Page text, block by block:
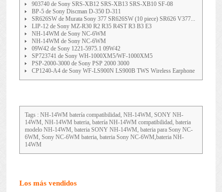
903740 de Sony SRS-XB12 SRS-XB13 SRS-XB10 SF-08
BP-5 de Sony Discman D-350 D-311
SR626SW de Murata Sony 377 SR626SW (10 piece) SR626 V377...
LIP-12 de Sony MZ-R30 R2 R35 R4ST R3 B3 E3
NH-14WM de Sony NC-6WM
NH-14WM de Sony NC-6WM
09W42 de Sony 1221-5975.1 09W42
SP723741 de Sony WH-1000XM5/WF-1000XM5
PSP-2000-3000 de Sony PSP 2000 3000
CP1240-A4 de Sony WF-LS900N LS900B TWS Wireless Earphone
Tags : NH-14WM batería compatibilidad, NH-14WM, SONY NH-
14WM, NH-14WM bateria, batería NH-14WM compatibilidad, bateria
modelo NH-14WM, bateria SONY NH-14WM, bateria para Sony NC-
6WM, Sony NC-6WM bateria, bateria Sony NC-6WM,bateria NH-
14WM
Los más vendidos